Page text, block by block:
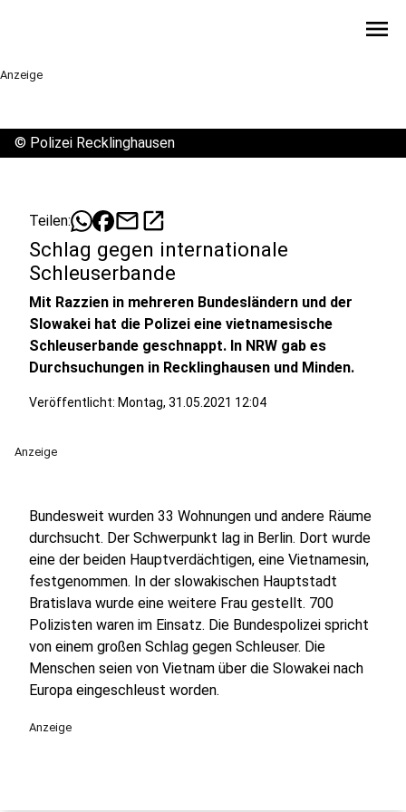
menu
Anzeige
© Polizei Recklinghausen
Teilen: mailopen_in_new
Schlag gegen internationale
Schleuserbande
Mit Razzien in mehreren Bundesländern und der
Slowakei hat die Polizei eine vietnamesische
Schleuserbande geschnappt. In NRW gab es
Durchsuchungen in Recklinghausen und Minden.
Veröffentlicht: Montag, 31.05.2021 12:04
Anzeige
Bundesweit wurden 33 Wohnungen und andere Räume
durchsucht. Der Schwerpunkt lag in Berlin. Dort wurde
eine der beiden Hauptverdächtigen, eine Vietnamesin,
festgenommen. In der slowakischen Hauptstadt
Bratislava wurde eine weitere Frau gestellt. 700
Polizisten waren im Einsatz. Die Bundespolizei spricht
von einem großen Schlag gegen Schleuser. Die
Menschen seien von Vietnam über die Slowakei nach
Europa eingeschleust worden.
Anzeige